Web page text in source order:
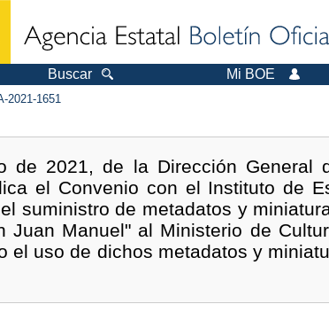
Buscar Mi BOE
2021-1651
de 2021, de la Dirección General
el Convenio con el Instituto de
suministro de metadatos y
Juan Manuel" al Ministerio de
el uso de dichos metadatos y